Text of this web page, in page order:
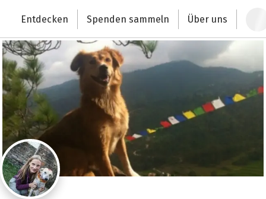
Deutschlands größte Spendenplattform
Entdecken Spenden sammeln Über uns